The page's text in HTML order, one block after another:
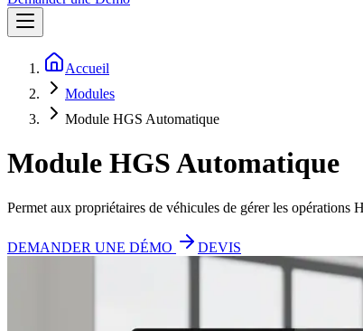
Accueil
Modules
Module HGS Automatique
Module HGS Automatique
Permet aux propriétaires de véhicules de gérer les opérations
DEMANDER UNE DÉMO DEVIS